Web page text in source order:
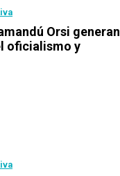
Orsi generan
oficialismo y